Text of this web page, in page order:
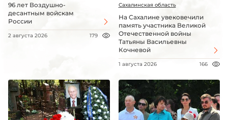
96 лет Воздушно-
десантным войскам
России
2 августа 2026 179
Сахалинская область
На Сахалине увековечили
память участника Великой
Отечественной войны
Татьяны Васильевны
Кочневой
1 августа 2026 166